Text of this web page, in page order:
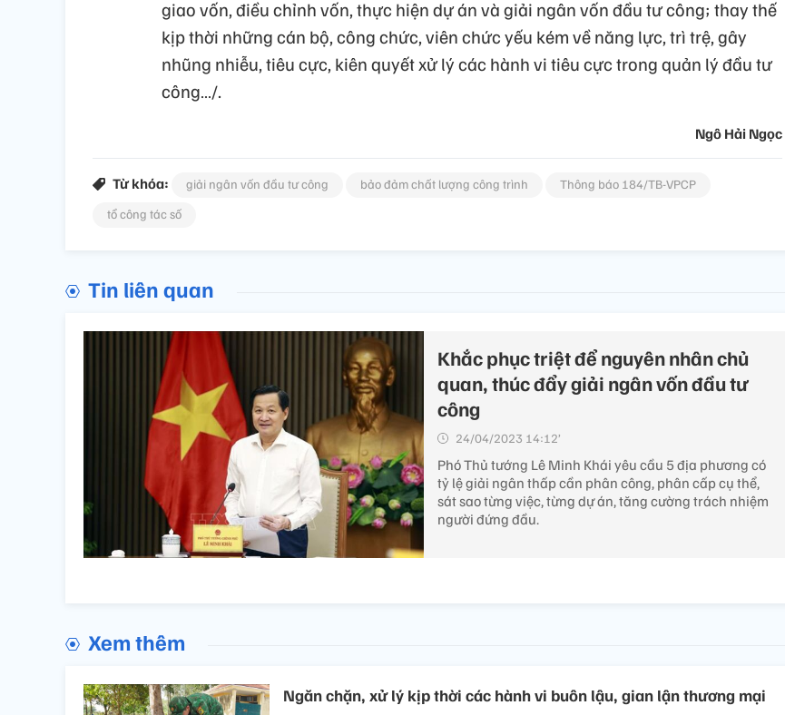
giao vốn, điều chỉnh vốn, thực hiện dự án và giải ngân vốn đầu tư công; thay thế
kịp thời những cán bộ, công chức, viên chức yếu kém về năng lực, trì trệ, gây
nhũng nhiễu, tiêu cực, kiên quyết xử lý các hành vi tiêu cực trong quản lý đầu tư
công…/.
Ngô Hải Ngọc
Từ khóa: giải ngân vốn đầu tư công bảo đảm chất lượng công trình
Thông báo 184/TB-VPCP
tổ công tác số
Tin liên quan
Khắc phục triệt để nguyên nhân chủ
quan, thúc đẩy giải ngân vốn đầu tư
công
24/04/2023 14:12’
Phó Thủ tướng Lê Minh Khái yêu cầu 5 địa phương có
tỷ lệ giải ngân thấp cần phân công, phân cấp cụ thể,
sát sao từng việc, từng dự án, tăng cường trách nhiệm
người đứng đầu.
Xem thêm
Ngăn chặn, xử lý kịp thời các hành vi buôn lậu, gian lận thương mại